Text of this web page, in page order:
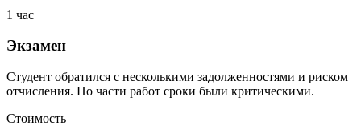
1 час
Экзамен
Студент обратился с несколькими задолженностями и риском
отчисления. По части работ сроки были критическими.
Стоимость